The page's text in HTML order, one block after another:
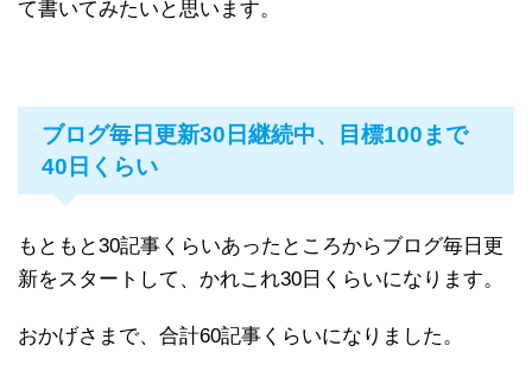
て書いてみたいと思います。
ブログ毎日更新30日継続中、目標100まで
40日くらい
もともと30記事くらいあったところからブログ毎日更
新をスタートして、かれこれ30日くらいになります。
おかげさまで、合計60記事くらいになりました。